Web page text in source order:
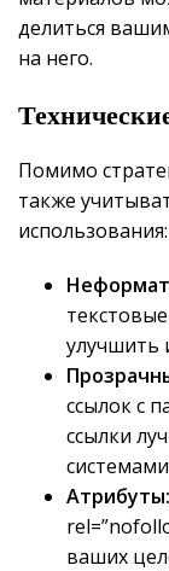
делиться
на него.
Помимо
также
использования:
улучшить
ссылок с
ссылки
Атрибуты:
ваших